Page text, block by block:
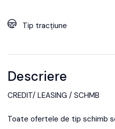
Tip tracțiune
Descriere
CREDIT/ LEASING / SCHMB
Toate ofertele de tip schimb